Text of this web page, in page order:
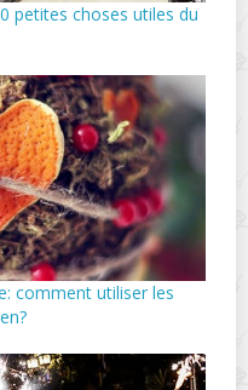
petites choses utiles du
comment utiliser les